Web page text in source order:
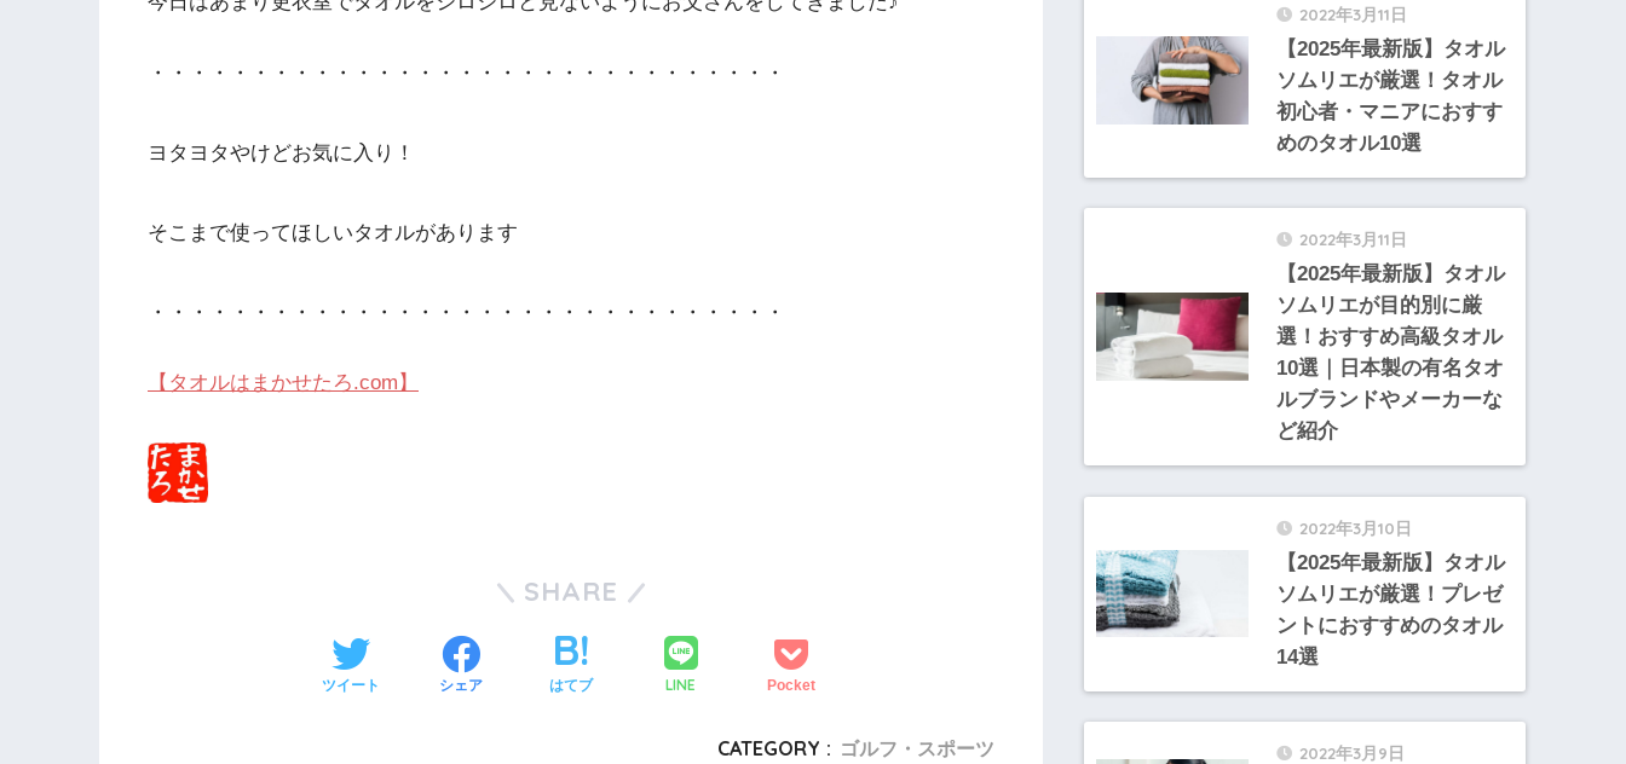
・・・・・・・・・・・・・・・・・・・・・・・・・・・・・・・
ヨタヨタやけどお気に入り！
そこまで使ってほしいタオルがあります
・・・・・・・・・・・・・・・・・・・・・・・・・・・・・・・
【タオルはまかせたろ.com】
SHARE
ツイート シェア はてブ LINE Pocket
CATEGORY : ゴルフ・スポーツ
2022年3月11日
【2025年最新版】タオル
ソムリエが厳選！タオル
初心者・マニアにおすす
めのタオル10選
2022年3月11日
【2025年最新版】タオル
ソムリエが目的別に厳
選！おすすめ高級タオル
10選｜日本製の有名タオ
ルブランドやメーカーな
ど紹介
2022年3月10日
【2025年最新版】タオル
ソムリエが厳選！プレゼ
ントにおすすめのタオル
14選
2022年3月9日